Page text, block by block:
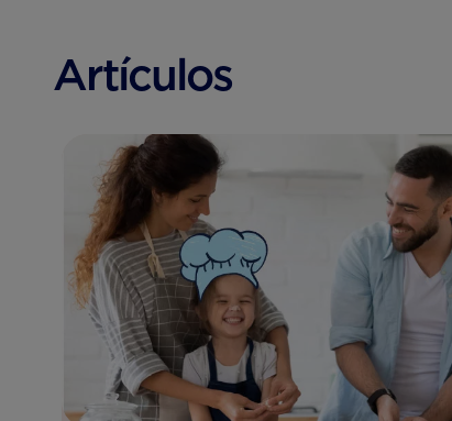
Artículos